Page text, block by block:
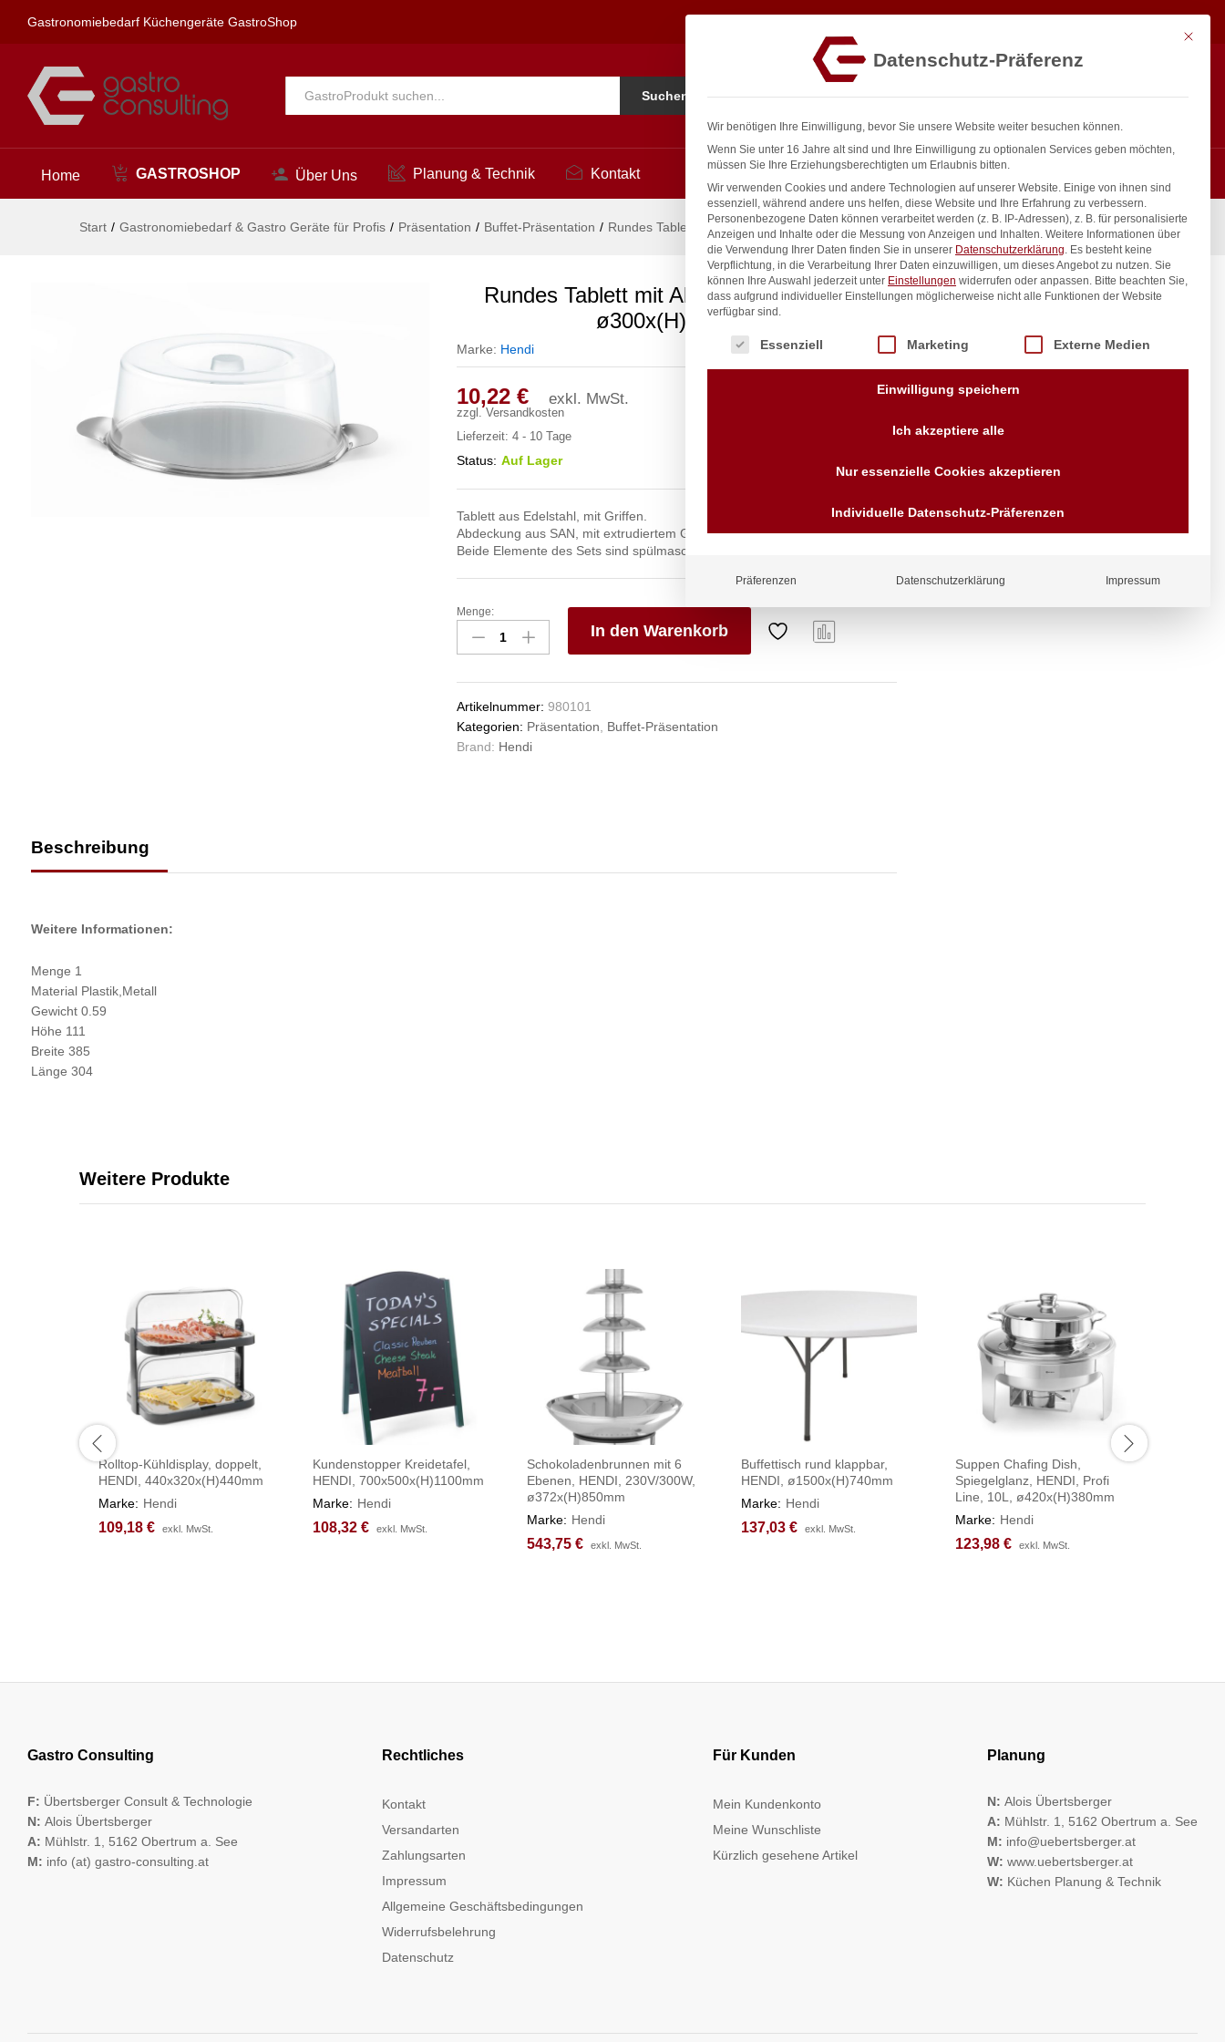
Gastronomiebedarf Küchengeräte GastroShop
Alle Suchen
Home GASTROSHOP Über Uns Planung & Technik Kontakt
Start / Gastronomiebedarf & Gastro Geräte für Profis / Präsentation / Buffet-Präsentation / Rundes Tablett mit Abdeckung., HENDI, ø300x(H)110mm
Rundes Tablett mit Abdeckung., HENDI,
ø300x(H)110mm
Marke: Hendi
10,22 € exkl. MwSt.
zzgl. Versandkosten
Lieferzeit: 4 - 10 Tage
Status: Auf Lager
Tablett aus Edelstahl, mit Griffen.
Abdeckung aus SAN, mit extrudiertem Griff.
Beide Elemente des Sets sind spülmaschinenfest.
Rundes
Tablett
mit
ø300x(H)110mm
Anzahl
Menge:
In den Warenkorb
Artikelnummer: 980101
Kategorien: Präsentation, Buffet-Präsentation
Brand: Hendi
Beschreibung
Weitere Informationen:
Menge 1
Material Plastik,Metall
Gewicht 0.59
Höhe 111
Breite 385
Länge 304
inkl. / exkl. MwSt.
Anfragen
Wir sind seit über 40 Jahren
für Sie da
Vorrauskasse Paypal,
Kreditkarte, Direkt
Weitere Produkte
Rolltop-Kühldisplay, doppelt,
HENDI, 440x320x(H)440mm
Marke: Hendi
109,18 € exkl. MwSt.
109,18 € exkl. MwSt.
Kundenstopper Kreidetafel,
HENDI, 700x500x(H)1100mm
Marke: Hendi
108,32 € exkl. MwSt.
108,32 € exkl. MwSt.
Schokoladenbrunnen mit 6
Ebenen, HENDI, 230V/300W,
ø372x(H)850mm
Marke: Hendi
543,75 € exkl. MwSt.
543,75 € exkl. MwSt.
Buffettisch rund klappbar,
HENDI, ø1500x(H)740mm
Marke: Hendi
137,03 € exkl. MwSt.
137,03 € exkl. MwSt.
Suppen Chafing Dish,
Spiegelglanz, HENDI, Profi
Line, 10L, ø420x(H)380mm
Marke: Hendi
123,98 € exkl. MwSt.
123,98 € exkl. MwSt.
Gastro Consulting
F: Übertsberger Consult & Technologie
N: Alois Übertsberger
A: Mühlstr. 1, 5162 Obertrum a. See
M: info (at) gastro-consulting.at
Rechtliches
Kontakt
Versandarten
Zahlungsarten
Impressum
Allgemeine Geschäftsbedingungen
Widerrufsbelehrung
Datenschutz
Für Kunden
Mein Kundenkonto
Meine Wunschliste
Kürzlich gesehene Artikel
Planung
N: Alois Übertsberger
A: Mühlstr. 1, 5162 Obertrum a. See
M: info@uebertsberger.at
W: www.uebertsberger.at
W: Küchen Planung & Technik
Beschreibung
10,22€ exkl. MwSt. In den Warenkorb
Mit
Datenschutz-Präferenz
Wir benötigen Ihre Einwilligung, bevor Sie unsere Website weiter besuchen können.
Wenn Sie unter 16 Jahre alt sind und Ihre Einwilligung zu optionalen Services geben möchten,
müssen Sie Ihre Erziehungsberechtigten um Erlaubnis bitten.
Wir verwenden Cookies und andere Technologien auf unserer Website. Einige von ihnen sind
essenziell, während andere uns helfen, diese Website und Ihre Erfahrung zu verbessern.
Personenbezogene Daten können verarbeitet werden (z. B. IP-Adressen), z. B. für personalisierte
Anzeigen und Inhalte oder die Messung von Anzeigen und Inhalten. Weitere Informationen über
die Verwendung Ihrer Daten finden Sie in unserer Datenschutzerklärung. Es besteht keine
Verpflichtung, in die Verarbeitung Ihrer Daten einzuwilligen, um dieses Angebot zu nutzen. Sie
können Ihre Auswahl jederzeit unter Einstellungen widerrufen oder anpassen. Bitte beachten Sie,
dass aufgrund individueller Einstellungen möglicherweise nicht alle Funktionen der Website
verfügbar sind.
Es folgt eine Liste der Service-Gruppen, für die eine Einwilligung erteilt werden kann.
Essenziell Marketing Externe Medien
Einwilligung speichern
Ich akzeptiere alle
Nur essenzielle Cookies akzeptieren
Individuelle Datenschutz-Präferenzen
Präferenzen Datenschutzerklärung Impressum